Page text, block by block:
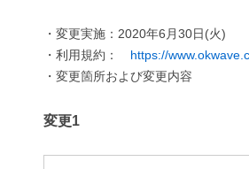
・変更実施：2020年6月30日(火)
・利用規約： https://
・変更箇所および変更内容
変更1